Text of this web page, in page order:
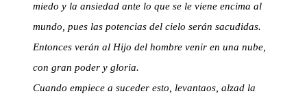
miedo y la ansiedad ante lo que se le viene encima al
mundo, pues las potencias del cielo serán sacudidas.
Entonces verán al Hijo del hombre venir en una nube,
con gran poder y gloria.
Cuando empiece a suceder esto, levantaos, alzad la